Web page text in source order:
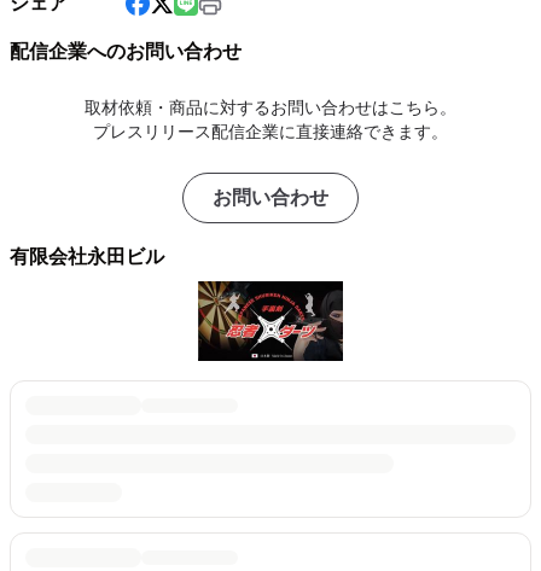
配信企業へのお問い合わせ
取材依頼・商品に対するお問い合わせはこちら。
プレスリリース配信企業に直接連絡できます。
お問い合わせ
有限会社永田ビル